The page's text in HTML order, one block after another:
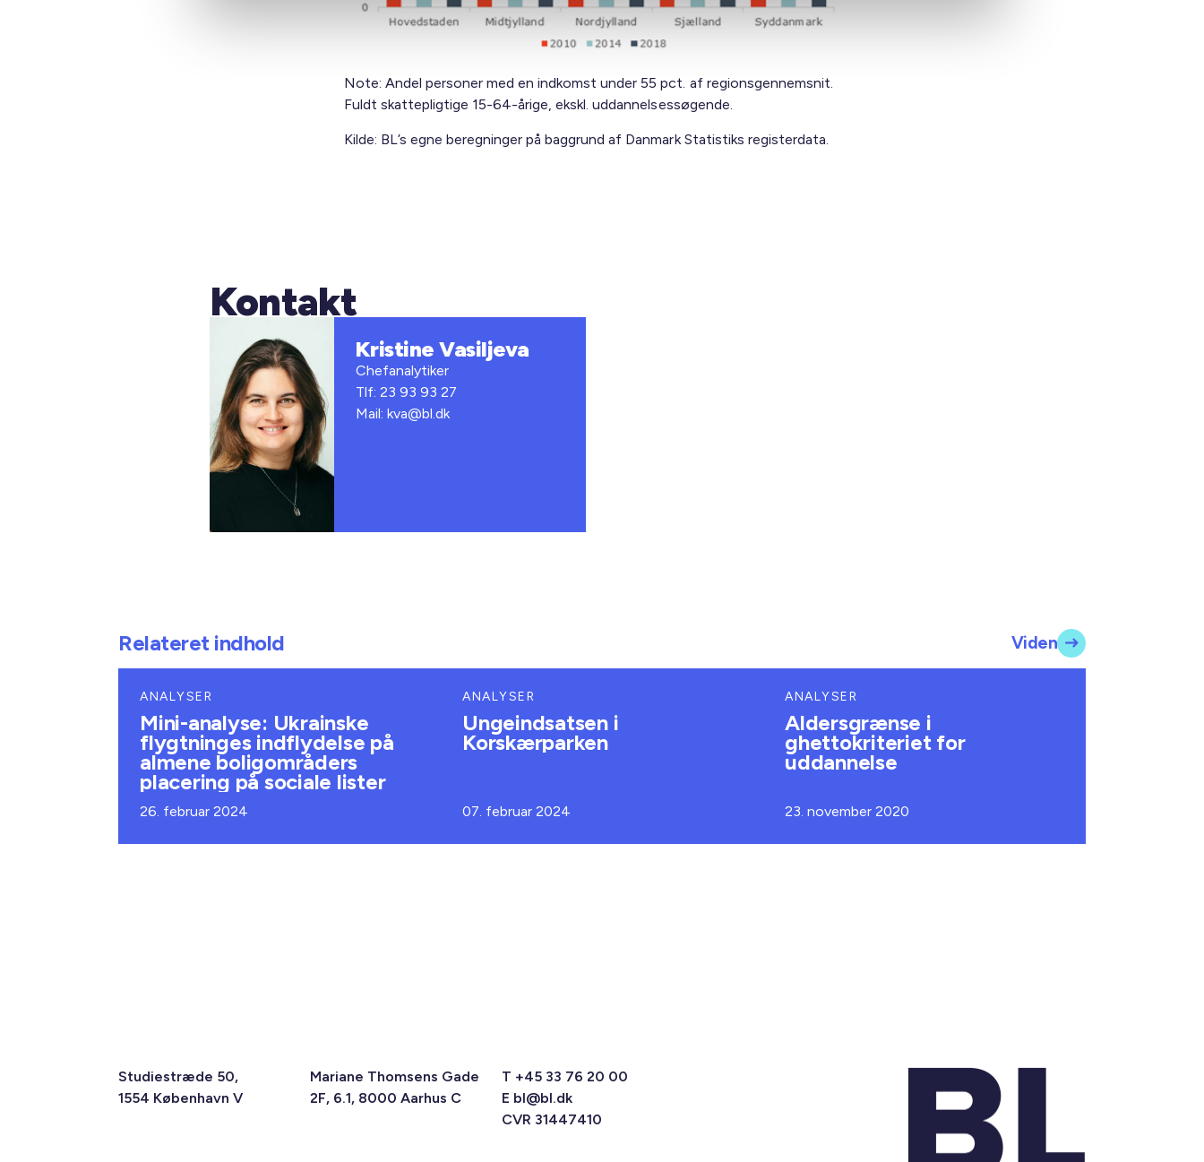
Note: Andel personer med en indkomst under 55 pct. af regionsgennemsnit.
Fuldt skattepligtige 15-64-årige, ekskl. uddannelsessøgende.
Kilde: BL’s egne beregninger på baggrund af Danmark Statistiks registerdata.
Kontakt
Kristine Vasiljeva
Chefanalytiker
Tlf: 23 93 93 27
Mail: kva@bl.dk
Relateret indhold Viden
ANALYSER
Mini-analyse: Ukrainske
flygtninges indflydelse på
almene boligområders
placering på sociale lister
26. februar 2024
ANALYSER
Ungeindsatsen i
Korskærparken
07. februar 2024
ANALYSER
Aldersgrænse i
ghettokriteriet for
uddannelse
23. november 2020
Studiestræde 50,
1554 København V
Mariane Thomsens Gade
2F, 6.1, 8000 Aarhus C
T +45 33 76 20 00
E bl@bl.dk
CVR 31447410